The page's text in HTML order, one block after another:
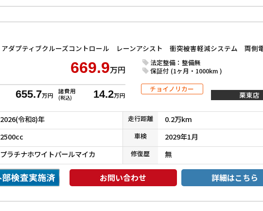
669.9万円
655.7万円
諸費用
(税込) 14.2万円
法定整備：整備無
保証付 (1ヶ月・1000km )
チョイノリカー
栗東店
2026(令和8)年 走行距離 0.2万km
2500cc 車検 2029年1月
プラチナホワイトパールマイカ 修復歴 無
お問い合わせ 詳細はこちら